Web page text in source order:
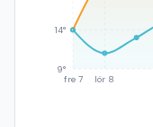
fre 7 lör 8
9°
14°